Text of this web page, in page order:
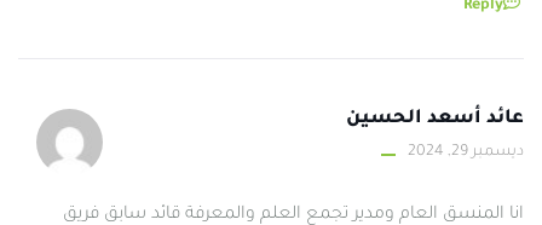
Reply
عائد أسعد الحسين
ديسمبر 29, 2024
انا المنسق العام ومدير تجمع العلم والمعرفة قائد سابق فريق